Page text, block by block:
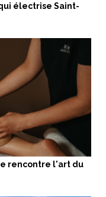
électrise Saint-
rencontre l'art du